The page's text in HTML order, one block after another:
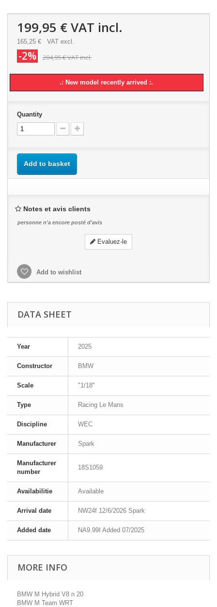
199,95 €VAT incl.
165,25 € VAT excl.
-2% 204,95 €VAT incl.
.: New model recently arrived :.
Quantity
Add to basket
Notes et avis clients
personne n'a encore posté d'avis
Evaluez-le
Add to wishlist
DATA SHEET
Year 2025
Constructor BMW
Scale "1/18"
Type Racing Le Mans
Discipline WEC
Manufacturer Spark
Manufacturer
number
18S1059
Availabilitie Available
Arrival date NW24f 12/6/2026 Spark
Added date NA9.99I Added 07/2025
MORE INFO
BMW M Hybrid V8 n 20
BMW M Team WRT